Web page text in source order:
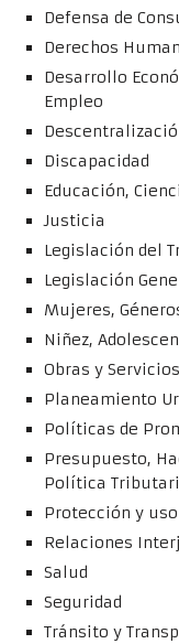
Defensa de
Derechos
Desarrollo
Empleo
Discapacidad
Educación,
Justicia
Legislación del
Legislación
Mujeres,
Niñez,
Obras y
Planeamiento
Políticas de
Presupuesto,
Política
Protección y
Relaciones
Salud
Seguridad
Tránsito y